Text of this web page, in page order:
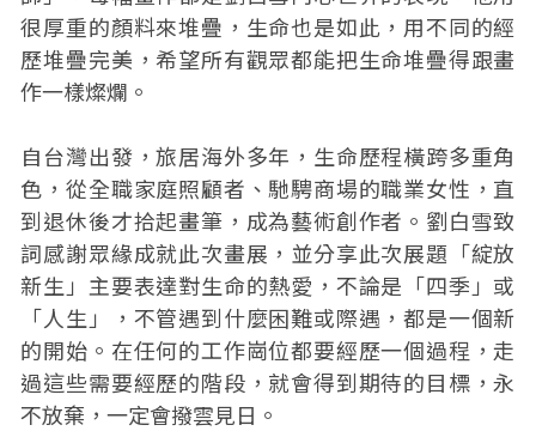
很厚重的顏料來堆疊，生命也是如此，用不同的經
歷堆疊完美，希望所有觀眾都能把生命堆疊得跟畫
作一樣燦爛。
自台灣出發，旅居海外多年，生命歷程橫跨多重角
色，從全職家庭照顧者、馳騁商場的職業女性，直
到退休後才拾起畫筆，成為藝術創作者。劉白雪致
詞感謝眾緣成就此次畫展，並分享此次展題「綻放
新生」主要表達對生命的熱愛，不論是「四季」或
「人生」，不管遇到什麼困難或際遇，都是一個新
的開始。在任何的工作崗位都要經歷一個過程，走
過這些需要經歷的階段，就會得到期待的目標，永
不放棄，一定會撥雲見日。